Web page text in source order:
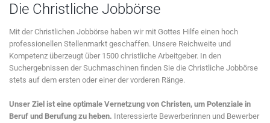
Die Christliche Jobbörse
Mit der Christlichen Jobbörse haben wir mit Gottes Hilfe einen hoch
professionellen Stellenmarkt geschaffen. Unsere Reichweite und
Kompetenz überzeugt über 1500 christliche Arbeitgeber. In den
Suchergebnissen der Suchmaschinen finden Sie die Christliche Jobbörse
stets auf dem ersten oder einer der vorderen Ränge.
Unser Ziel ist eine optimale Vernetzung von Christen, um Potenziale in
Beruf und Berufung zu heben. Interessierte Bewerberinnen und Bewerber